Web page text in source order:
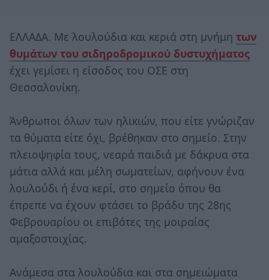
ΕΛΛΑΔΑ. Με λουλούδια και κεριά στη μνήμη των
θυμάτων του σιδηροδρομικού δυστυχήματος
έχει γεμίσει η είσοδος του ΟΣΕ στη
Θεσσαλονίκη.
Άνθρωποι όλων των ηλικιών, που είτε γνώριζαν
τα θύματα είτε όχι, βρέθηκαν στο σημείο. Στην
πλειοψηφία τους, νεαρά παιδιά με δάκρυα στα
μάτια αλλά και μέλη σωματείων, αφήνουν ένα
λουλούδι ή ένα κερί, στο σημείο όπου θα
έπρεπε να έχουν φτάσει το βράδυ της 28ης
Φεβρουαρίου οι επιβάτες της μοιραίας
αμαξοστοιχίας.
Ανάμεσα στα λουλούδια και στα σημειώματα